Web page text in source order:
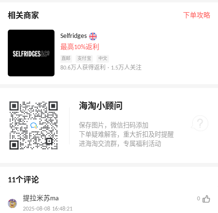
相关商家 下单攻略
Selfridges
最高10%返利
直邮 支付宝 中文
80.6万人获得返利 · 1.5万人关注
海淘小顾问
11个评论
提拉米苏ma
0
2025-08-08 16:48:21